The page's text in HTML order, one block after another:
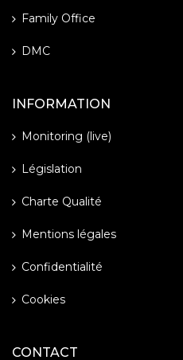
Family Office
DMC
INFORMATION
Monitoring (live)
Législation
Charte Qualité
Mentions légales
Confidentialité
Cookies
CONTACT